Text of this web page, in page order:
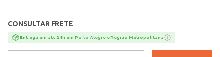
CONSULTAR FRETE
Entrega em ate 24h em Porto Alegre e Regiao Metropolitana